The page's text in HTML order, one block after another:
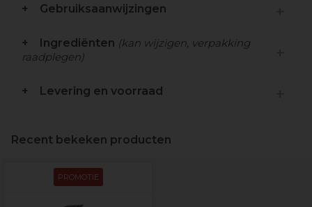
Gebruiksaanwijzingen
Ingrediënten (kan wijzigen, verpakking
raadplegen)
Levering en voorraad
Recent bekeken producten
PROMOTIE